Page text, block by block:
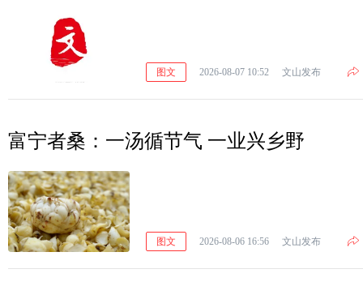
图文 2026-08-07 10:52 文山发布
富宁者桑：一汤循节气 一业兴乡野
图文 2026-08-06 16:56 文山发布